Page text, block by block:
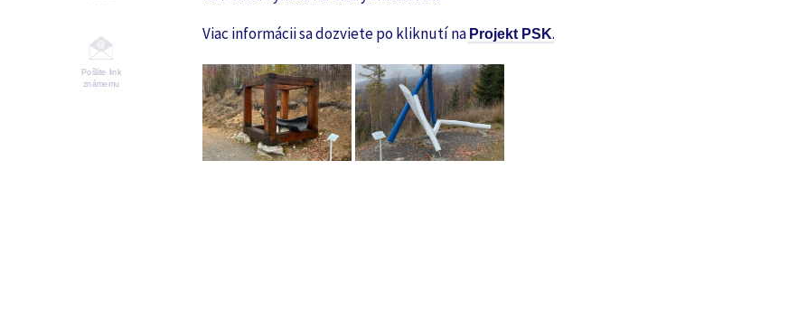
Pošlite link
známemu
Viac informácii sa dozviete po kliknutí na Projekt PSK.
centrum s kardio zariadeniami Množstvo zážitkov kedykoľvek po ruke
Ideálna dopravná dostupnosť v celom tatranskom